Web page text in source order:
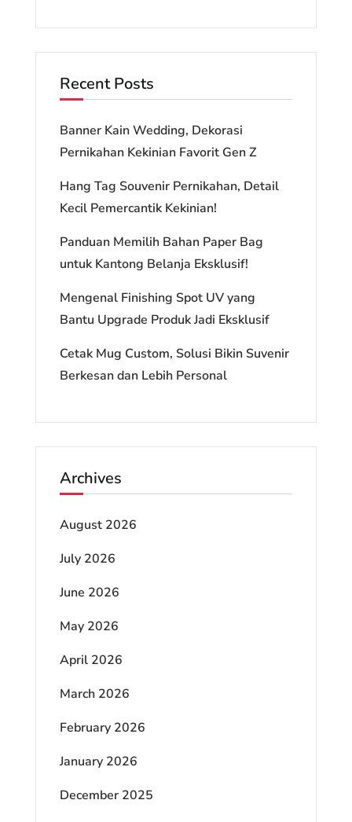
Recent Posts
Banner Kain Wedding, Dekorasi
Pernikahan Kekinian Favorit Gen Z
Hang Tag Souvenir Pernikahan, Detail
Kecil Pemercantik Kekinian!
Panduan Memilih Bahan Paper Bag
untuk Kantong Belanja Eksklusif!
Mengenal Finishing Spot UV yang
Bantu Upgrade Produk Jadi Eksklusif
Cetak Mug Custom, Solusi Bikin Suvenir
Berkesan dan Lebih Personal
Archives
August 2026
July 2026
June 2026
May 2026
April 2026
March 2026
February 2026
January 2026
December 2025